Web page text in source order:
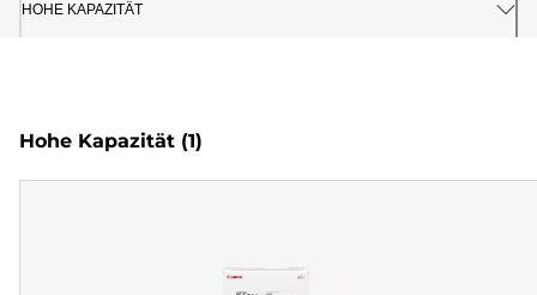
HOHE KAPAZITÄT
Hohe Kapazität (1)